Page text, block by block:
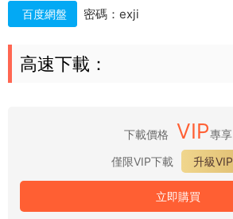
百度網盤 密碼：exji
高速下載：
下載價格 VIP專享
僅限VIP下載
升級VIP
立即購買